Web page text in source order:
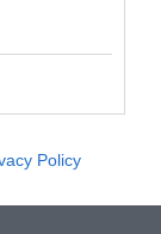
Policy
ügye